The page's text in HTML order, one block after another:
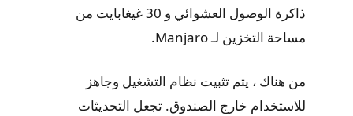
ذاكرة الوصول العشوائي و 30 غيغابايت من
مساحة التخزين لـ Manjaro.
من هناك ، يتم تثبيت نظام التشغيل وجاهز
للاستخدام خارج الصندوق. تجعل التحديثات